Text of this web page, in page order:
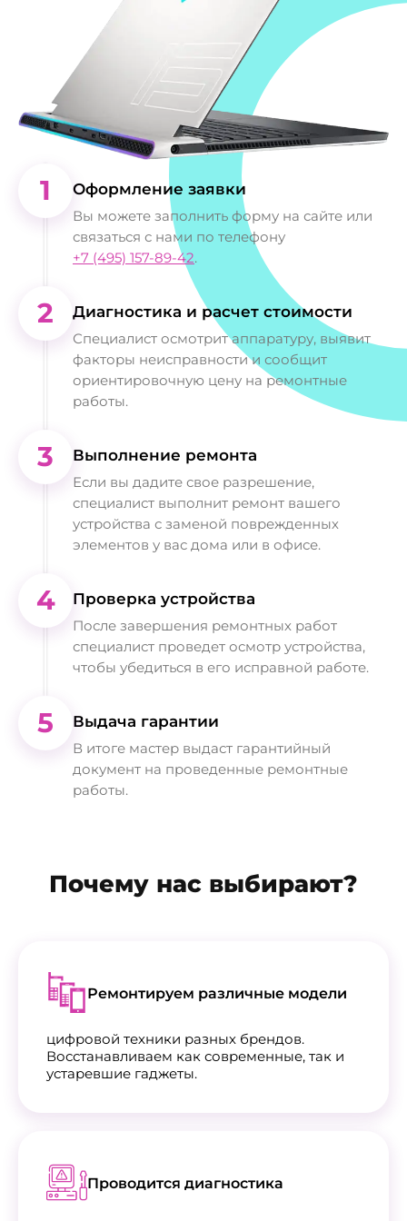
1 Оформление заявки
Вы можете заполнить форму на сайте или
связаться с нами по телефону
+7 (495) 157-89-42.
2 Диагностика и расчет стоимости
Специалист осмотрит аппаратуру, выявит
факторы неисправности и сообщит
ориентировочную цену на ремонтные
работы.
3 Выполнение ремонта
Если вы дадите свое разрешение,
специалист выполнит ремонт вашего
устройства с заменой поврежденных
элементов у вас дома или в офисе.
4 Проверка устройства
После завершения ремонтных работ
специалист проведет осмотр устройства,
чтобы убедиться в его исправной работе.
5 Выдача гарантии
В итоге мастер выдаст гарантийный
документ на проведенные ремонтные
работы.
Почему нас выбирают?
Ремонтируем различные модели
цифровой техники разных брендов.
Восстанавливаем как современные, так и
устаревшие гаджеты.
Проводится диагностика